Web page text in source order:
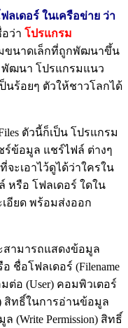
ลเดอร์ ในเครือข่าย ว่า
ว่า โปรแกรม
ขนาดเล็กที่ถูกพัฒนาขึ้น
พัฒนา โปรแกรมแนว
ป็นร้อยๆ ตัวให้ชาวโลกได้
ตัวนี้ก็เป็น โปรแกรม
ข้อมูล แชร์ไฟล์ ต่างๆ
ะเอาไว้ดูได้ว่าใครใน
หรือ โฟลเดอร์ ใดใน
อียด พร้อมส่งออก
ะสามารถแสดงข้อมูล
ชื่อโฟลเดอร์ (Filename
ต่อ (User) คอมพิวเตอร์
สิทธิ์ในการอ่านข้อมูล
(Write Permission) สิทธิ์